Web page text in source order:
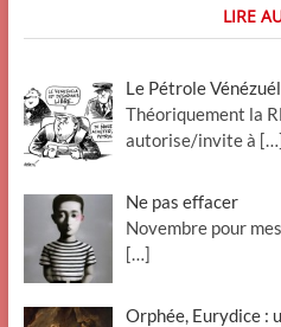
LIRE
Le Pétrole
Théoriquement la
autorise/invite à
Ne pas effacer
Novembre pour
[…]
Orphée, Eurydice :